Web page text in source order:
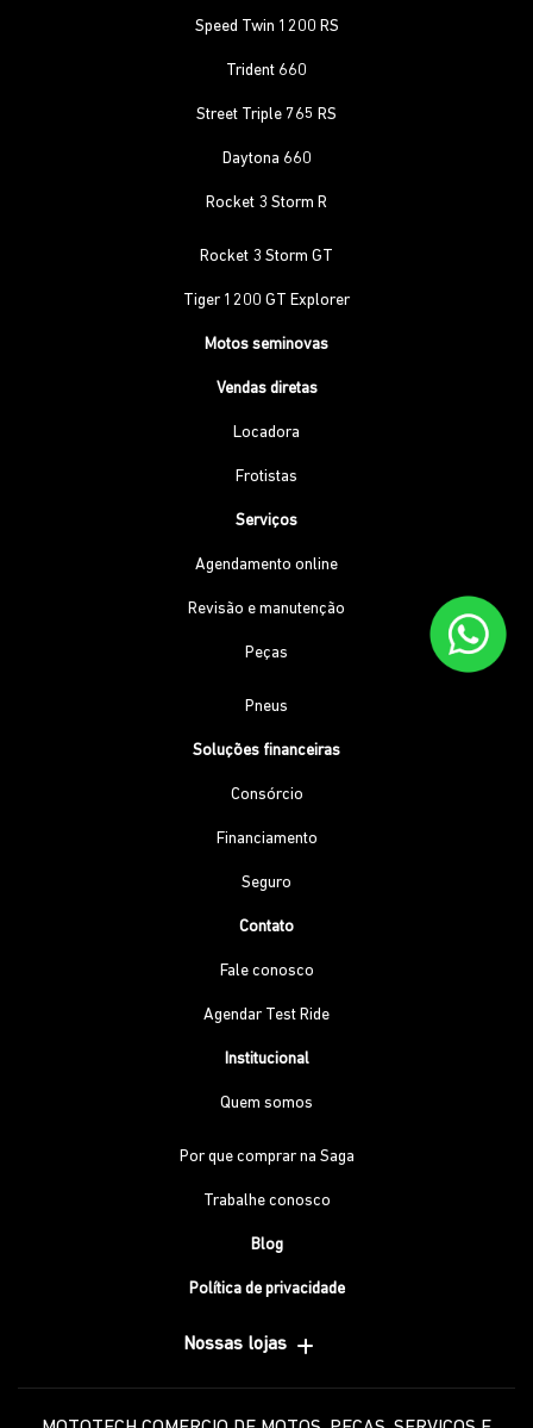
Speed Twin 1200 RS
Trident 660
Street Triple 765 RS
Daytona 660
Rocket 3 Storm R
Rocket 3 Storm GT
Tiger 1200 GT Explorer
Motos seminovas
Vendas diretas
Locadora
Frotistas
Serviços
Agendamento online
Revisão e manutenção
Peças
Pneus
Soluções financeiras
Consórcio
Financiamento
Seguro
Contato
Fale conosco
Agendar Test Ride
Institucional
Quem somos
Por que comprar na Saga
Trabalhe conosco
Blog
Política de privacidade
Nossas lojas